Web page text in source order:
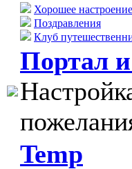
Хорошее настроение
Поздравления
Клуб
Портал
Temp